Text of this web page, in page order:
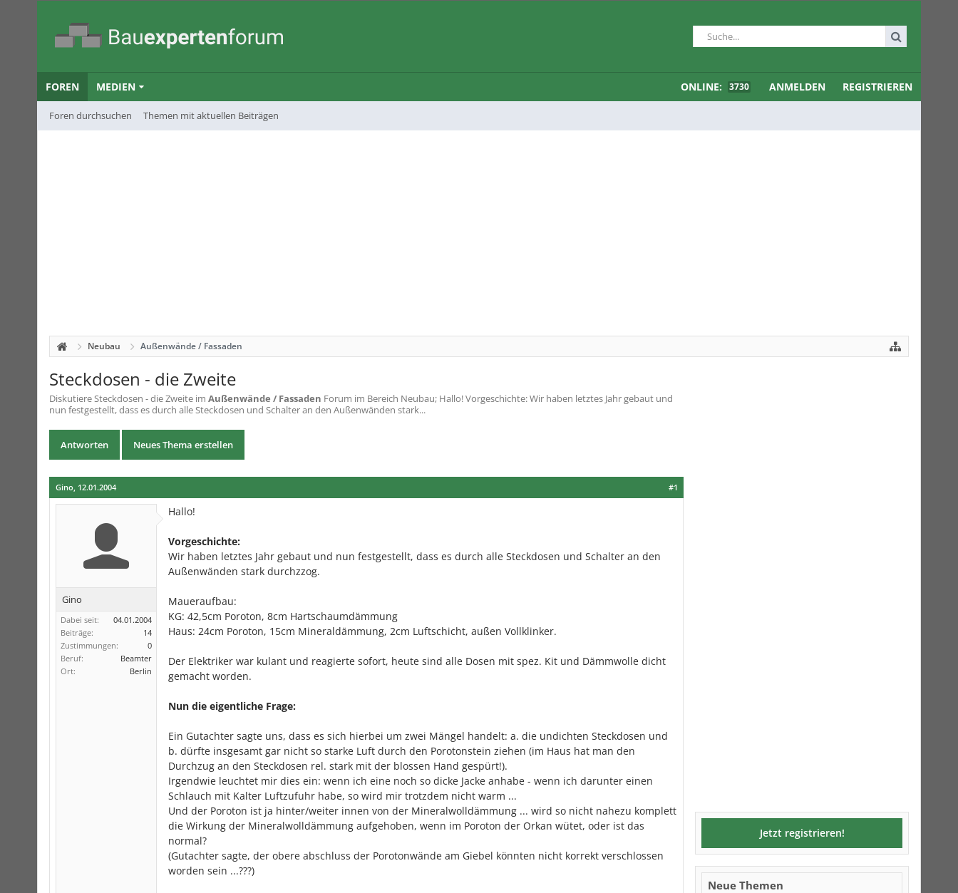
FOREN
Foren durchsuchen Themen mit aktuellen Beiträgen
MEDIEN ONLINE: 3730 ANMELDEN REGISTRIEREN
Neubau Außenwände / Fassaden
Steckdosen - die Zweite
DiskutiereSteckdosen - die Zweite im Außenwände / Fassaden Forum im Bereich Neubau; Hallo! Vorgeschichte: Wir haben letztes Jahr gebaut und
nun festgestellt, dass es durch alle Steckdosen und Schalter an den Außenwänden stark...
Antworten Neues Thema erstellen
#1
Gino, 12.01.2004
Gino
Dabei seit:
04.01.2004
Beiträge:
14
Zustimmungen:
0
Beruf:
Beamter
Ort:
Berlin
Hallo!
Vorgeschichte:
Wir haben letztes Jahr gebaut und nun festgestellt, dass es durch alle Steckdosen und Schalter an den
Außenwänden stark durchzzog.
Maueraufbau:
KG: 42,5cm Poroton, 8cm Hartschaumdämmung
Haus: 24cm Poroton, 15cm Mineraldämmung, 2cm Luftschicht, außen Vollklinker.
Der Elektriker war kulant und reagierte sofort, heute sind alle Dosen mit spez. Kit und Dämmwolle dicht
gemacht worden.
Nun die eigentliche Frage:
Ein Gutachter sagte uns, dass es sich hierbei um zwei Mängel handelt: a. die undichten Steckdosen und
b. dürfte insgesamt gar nicht so starke Luft durch den Porotonstein ziehen (im Haus hat man den
Durchzug an den Steckdosen rel. stark mit der blossen Hand gespürt!).
Irgendwie leuchtet mir dies ein: wenn ich eine noch so dicke Jacke anhabe - wenn ich darunter einen
Schlauch mit Kalter Luftzufuhr habe, so wird mir trotzdem nicht warm ...
Und der Poroton ist ja hinter/weiter innen von der Mineralwolldämmung ... wird so nicht nahezu komplett
die Wirkung der Mineralwolldämmung aufgehoben, wenn im Poroton der Orkan wütet, oder ist das
normal?
(Gutachter sagte, der obere abschluss der Porotonwände am Giebel könnten nicht korrekt verschlossen
worden sein ...???)
Jetzt registrieren!
Neue Themen